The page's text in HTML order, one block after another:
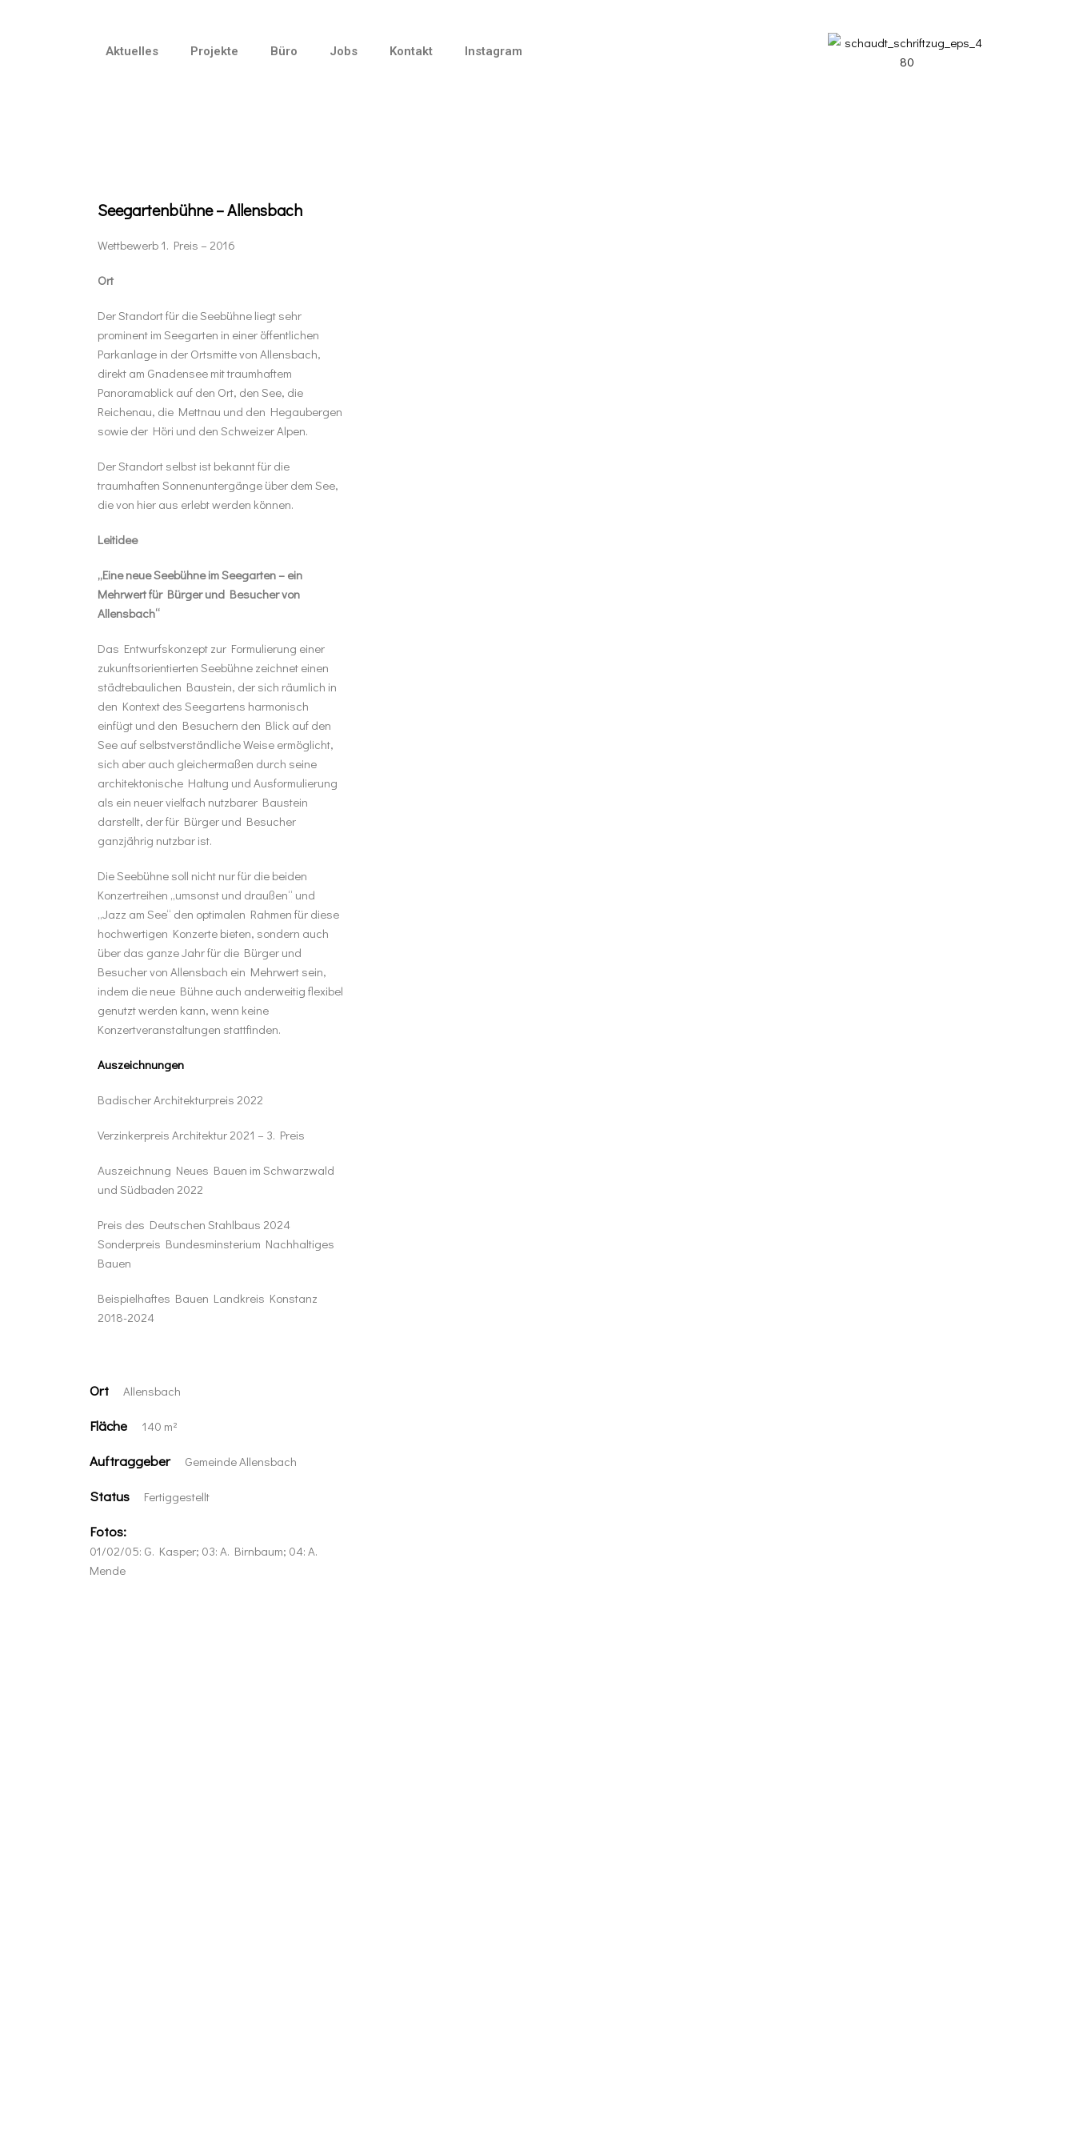
Aktuelles Projekte Büro Jobs Kontakt Instagram
Seegartenbühne – Allensbach
Wettbewerb 1. Preis – 2016
Ort
Der Standort für die Seebühne liegt sehr
prominent im Seegarten in einer öffentlichen
Parkanlage in der Ortsmitte von Allensbach,
direkt am Gnadensee mit traumhaftem
Panoramablick auf den Ort, den See, die
Reichenau, die Mettnau und den Hegaubergen
sowie der Höri und den Schweizer Alpen.
Der Standort selbst ist bekannt für die
traumhaften Sonnenuntergänge über dem See,
die von hier aus erlebt werden können.
Leitidee
„Eine neue Seebühne im Seegarten – ein
Mehrwert für Bürger und Besucher von
Allensbach“
Das Entwurfskonzept zur Formulierung einer
zukunftsorientierten Seebühne zeichnet einen
städtebaulichen Baustein, der sich räumlich in
den Kontext des Seegartens harmonisch
einfügt und den Besuchern den Blick auf den
See auf selbstverständliche Weise ermöglicht,
sich aber auch gleichermaßen durch seine
architektonische Haltung und Ausformulierung
als ein neuer vielfach nutzbarer Baustein
darstellt, der für Bürger und Besucher
ganzjährig nutzbar ist.
Die Seebühne soll nicht nur für die beiden
Konzertreihen „umsonst und draußen“ und
„Jazz am See“ den optimalen Rahmen für diese
hochwertigen Konzerte bieten, sondern auch
über das ganze Jahr für die Bürger und
Besucher von Allensbach ein Mehrwert sein,
indem die neue Bühne auch anderweitig flexibel
genutzt werden kann, wenn keine
Konzertveranstaltungen stattfinden.
Auszeichnungen
Badischer Architekturpreis 2022
Verzinkerpreis Architektur 2021 – 3. Preis
Auszeichnung Neues Bauen im Schwarzwald
und Südbaden 2022
Preis des Deutschen Stahlbaus 2024
Sonderpreis Bundesminsterium Nachhaltiges
Bauen
Beispielhaftes Bauen Landkreis Konstanz
2018-2024
Ort Allensbach
Fläche 140 m²
Auftraggeber Gemeinde Allensbach
Status Fertiggestellt
Fotos:
01/02/05: G. Kasper; 03: A. Birnbaum; 04: A.
Mende